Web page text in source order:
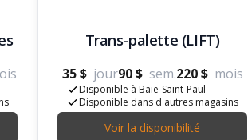
Trans-palette (LIFT)
35 $ jour90 $ sem.220 $ mois
Disponible à Baie-Saint-Paul
Disponible dans d'autres magasins
Voir la disponibilité